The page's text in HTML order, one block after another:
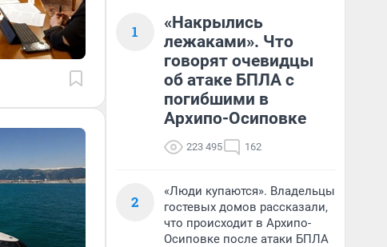
1
«Накрылись
лежаками». Что
говорят очевидцы
об атаке БПЛА с
погибшими в
Архипо-Осиповке
223 495 162
2
«Люди купаются». Владельцы
гостевых домов рассказали,
что происходит в Архипо-
Осиповке после атаки БПЛА